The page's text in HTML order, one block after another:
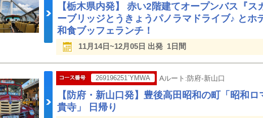
【栃木県内発】 赤い2階建てオープンバス『
ーブリッジとうきょうパノラマドライブ♪ と
和食ブッフェランチ！
11月14日~12月05日 出発 1日間
269196251`YMWA Aルート:防府-新山口
【防府・新山口発】豊後高田昭和の町「昭和
貴寺」 日帰り